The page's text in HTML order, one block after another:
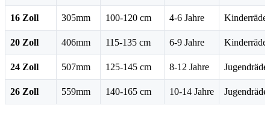
16 Zoll 305mm 100-120 cm 4-6 Jahre
20 Zoll 406mm 115-135 cm 6-9 Jahre
24 Zoll 507mm 125-145 cm 8-12 Jahre
26 Zoll 559mm 140-165 cm 10-14 Jahre